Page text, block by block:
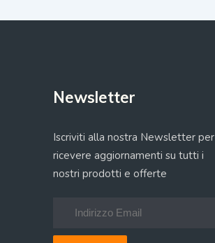
Newsletter
Iscriviti alla nostra Newsletter per
ricevere aggiornamenti su tutti i
nostri prodotti e offerte